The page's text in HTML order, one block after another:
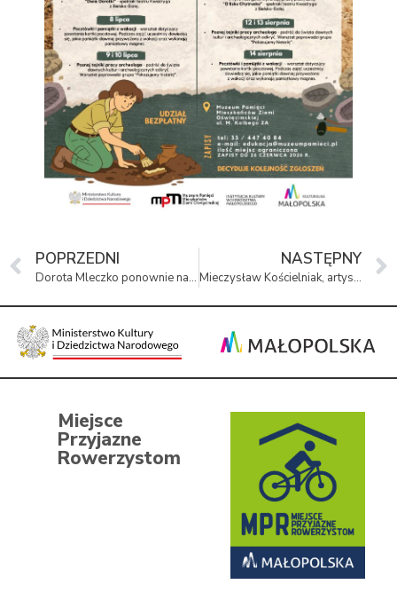
POPRZEDNI
Dorota Mleczko ponownie na czele Muzeum Pamięci Mieszkańców Ziemi Oświęcimskiej
NASTĘPNY
Mieczysław Kościelniak, artysta malarz, więzień KL Auschwitz
Miejsce
Przyjazne
Rowerzystom